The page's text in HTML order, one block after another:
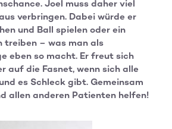
Joel muss daher viel
verbringen. Dabei würde er
und Ball spielen oder ein
treiben – was man als
eben so macht. Er freut sich
auf die Fasnet, wenn sich alle
es Schleck gibt. Gemeinsam
allen anderen Patienten helfen!